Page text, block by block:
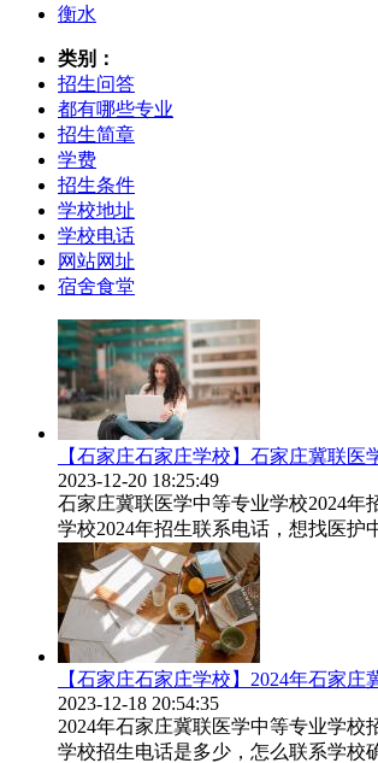
衡水
类别：
招生问答
都有哪些专业
招生简章
学费
招生条件
学校地址
学校电话
网站网址
宿舍食堂
【石家庄石家庄学校】石家庄冀联
2023-12-20 18:25:49
石家庄冀联医学中等专业学校2024
学校2024年招生联系电话，想找医护
【石家庄石家庄学校】2024年石家
2023-12-18 20:54:35
2024年石家庄冀联医学中等专业学校
学校招生电话是多少，怎么联系学校